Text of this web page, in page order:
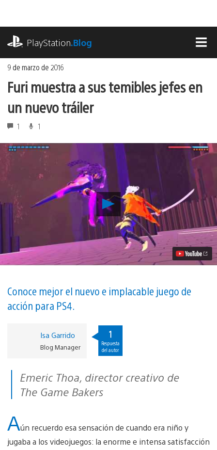
contenido
PlayStation.Blog
9 de marzo de 2016
Furi muestra a sus temibles jefes en
un nuevo tráiler
1 1
Reproducir
Furi
muestra
a
sus
temibles
jefes
en
tráiler
vídeo
Conoce mejor el nuevo e implacable juego de
acción para PS4.
Isa Garrido
Blog Manager
1
Respuesta
del autor
Emeric Thoa, director creativo de
The Game Bakers
Aún recuerdo esa sensación de cuando era niño y
jugaba a los videojuegos: la enorme e intensa satisfacción